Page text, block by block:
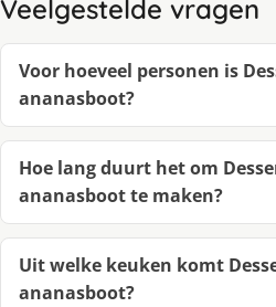
Veelgestelde vragen
Voor hoeveel personen is
ananasboot?
Hoe lang duurt het om
ananasboot te maken?
Uit welke keuken komt
ananasboot?